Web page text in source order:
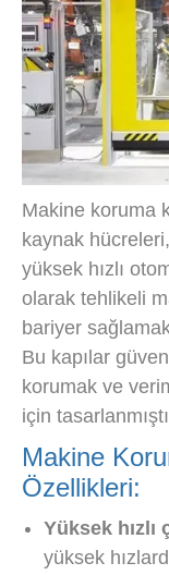
Makine koruma
kaynak
yüksek hızlı
olarak tehlikeli
bariyer
Bu kapılar
korumak ve
için
Makine
Özellikleri:
Yüksek hızlı
yüksek